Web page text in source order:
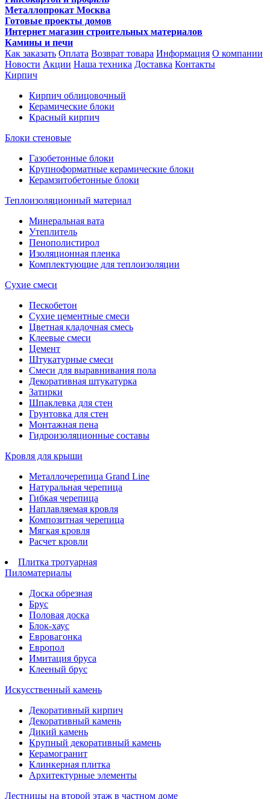
Металлопрокат Москва
Готовые проекты домов
Интернет магазин строительных материалов
Камины и печи
Как заказать Оплата Возврат товара Информация О компании
Новости Акции Наша техника Доставка Контакты
Кирпич
Кирпич облицовочный
Керамические блоки
Красный кирпич
Блоки стеновые
Газобетонные блоки
Крупноформатные керамические блоки
Керамзитобетонные блоки
Теплоизоляционный материал
Минеральная вата
Утеплитель
Пенополистирол
Изоляционная пленка
Комплектующие для теплоизоляции
Сухие смеси
Пескобетон
Сухие цементные смеси
Цветная кладочная смесь
Клеевые смеси
Цемент
Штукатурные смеси
Смеси для выравнивания пола
Декоративная штукатурка
Затирки
Шпаклевка для стен
Грунтовка для стен
Монтажная пена
Гидроизоляционные составы
Кровля для крыши
Металлочерепица Grand Line
Натуральная черепица
Гибкая черепица
Наплавляемая кровля
Композитная черепица
Мягкая кровля
Расчет кровли
Плитка тротуарная
Пиломатериалы
Доска обрезная
Брус
Половая доска
Блок-хаус
Евровагонка
Европол
Имитация бруса
Клееный брус
Искусственный камень
Декоративный кирпич
Декоративный камень
Дикий камень
Крупный декоративный камень
Керамогранит
Клинкерная плитка
Архитектурные элементы
Лестницы на второй этаж в частном доме